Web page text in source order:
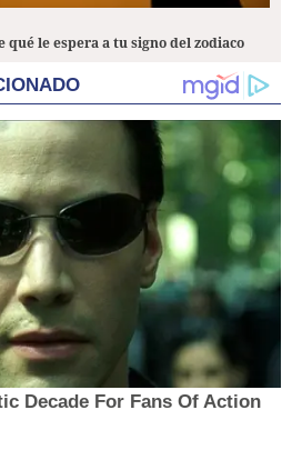
qué le espera a tu signo del zodiaco
Decade For Fans Of Action